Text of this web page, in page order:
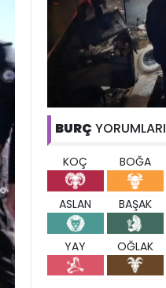
BURÇ YORUMLARI
KOÇ BOĞA
ASLAN BAŞAK
YAY OĞLAK